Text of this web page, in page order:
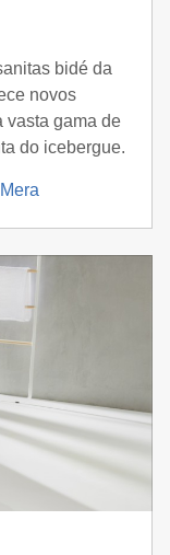
bidé da
novos
vasta gama de
do icebergue.